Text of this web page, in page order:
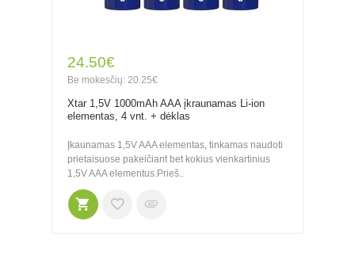
24.50€
Be mokesčių: 20.25€
Xtar 1,5V 1000mAh AAA įkraunamas Li-ion
elementas, 4 vnt. + dėklas
Įkaunamas 1,5V AAA elementas, tinkamas naudoti
prietaisuose pakeičiant bet kokius vienkartinius
1,5V AAA elementus.Prieš..